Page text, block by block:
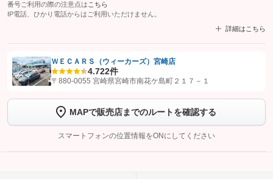
番号ご利用の際の注意点は こちら
IP電話、ひかり電話からはご利用いただけません。
詳細はこちら
【STEP1】認証画面でグーネットを友だち追加してから「許可する」ボタンを押
トーク画面で
ボタンをタップして問い合わせを
完了してください。
こちら
ＷＥＣＡＲＳ（ウィーカーズ）宮崎店
4.722件
〒880-0055 宮崎県宮崎市南花ケ島町２１７－１
MAPで販売店までのルートを確認する
スマートフォンの位置情報をONにしてください